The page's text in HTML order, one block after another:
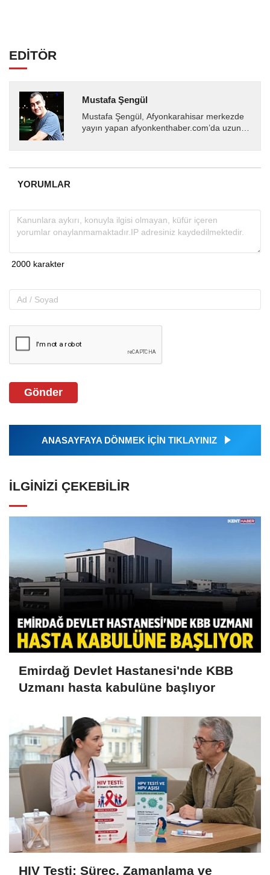
EDİTÖR
Mustafa Şengül
Mustafa Şengül, Afyonkarahisar merkezde
yayın yapan afyonkenthaber.com’da uzun
almakta, haber akışı...
YORUMLAR
Gönder
ANASAYFAYA DÖNMEK İÇİN TIKLAYINIZ
İLGINIZI ÇEKEBILIR
Emirdağ Devlet Hastanesi'nde KBB
Uzmanı hasta kabulüne başlıyor
HIV Testi: Süreç, Zamanlama ve